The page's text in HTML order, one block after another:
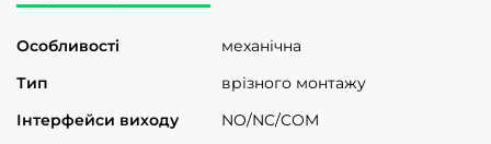
Особливості
механічна
Тип
врізного монтажу
Інтерфейси виходу
NO/NC/COM